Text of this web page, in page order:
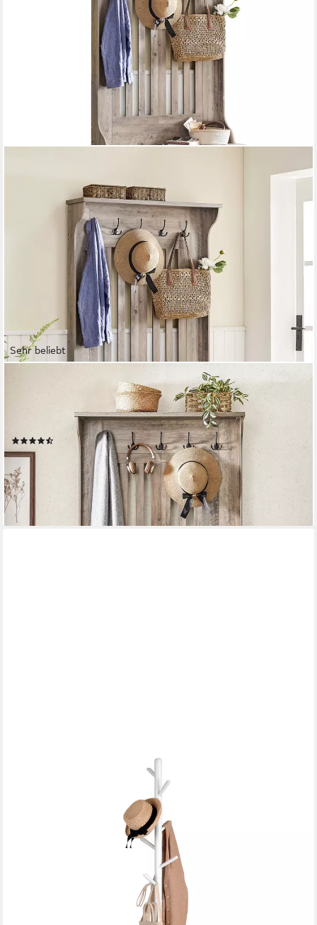
Sehr beliebt
Garderobenständer Garderobe, Schuhaufbewahrung, für
Eingangsbereich, Flur, freistehend, verstellbare Regalebenen,
mit Schuhbank, 5 Haken
(102)
142,99 € 228,41 €
-37%
lieferbar - in 4-5 Werktagen bei dir